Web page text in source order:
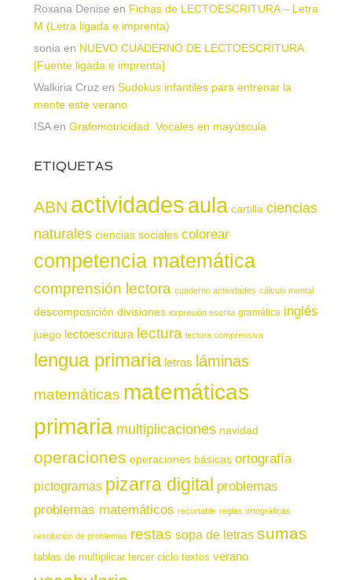
Roxana Denise en Fichas de LECTOESCRITURA – Letra
M (Letra ligada e imprenta)
sonia en NUEVO CUADERNO DE LECTOESCRITURA
[Fuente ligada e imprenta]
Walkiria Cruz en Sudokus infantiles para entrenar la
mente este verano
ISAen Grafomotricidad. Vocales en mayúscula
ETIQUETAS
ABN actividadesaula cartilla ciencias
naturales ciencias sociales colorear
competencia matemática
comprensión lectora cuaderno actividades cálculo mental
descomposición divisiones expresión escrita gramática inglés
juego lectoescritura lectura lectura comprensiva
lengua primaria letras láminas
matemáticas matemáticas
primaria multiplicaciones navidad
operaciones operaciones básicas ortografía
pictogramas pizarra digital problemas
problemas matemáticos recortable reglas ortográficas
resolución de problemas restas sopa de letras sumas
tablas de multiplicar tercer ciclo textos verano